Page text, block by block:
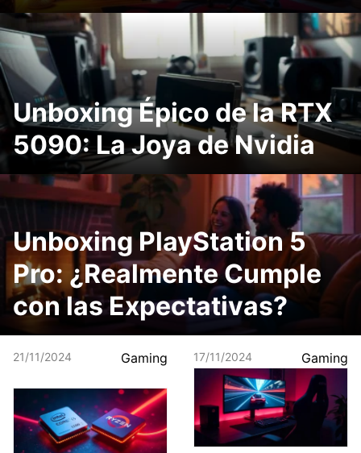
Unboxing Épico de la RTX
5090: La Joya de Nvidia
Unboxing PlayStation 5
Pro: ¿Realmente Cumple
con las Expectativas?
21/11/2024 Gaming 17/11/2024 Gaming